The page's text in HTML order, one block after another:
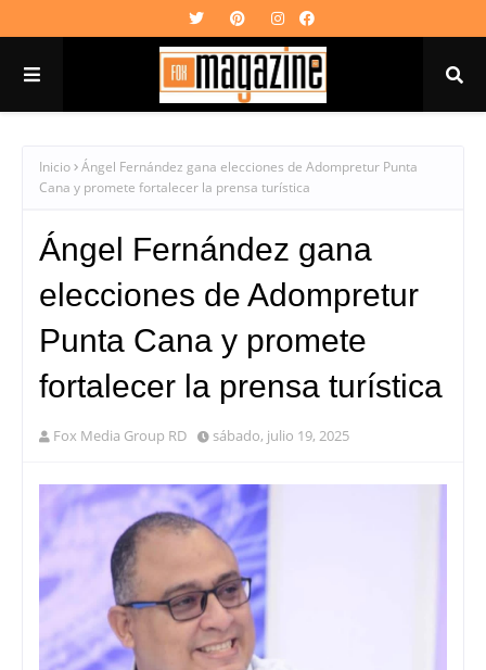
Inicio Ángel Fernández gana elecciones de Adompretur Punta
Cana y promete fortalecer la prensa turística
Ángel Fernández gana
elecciones de Adompretur
Punta Cana y promete
fortalecer la prensa turística
Fox Media Group RD sábado, julio 19, 2025